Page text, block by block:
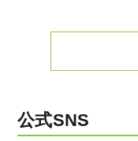
公式SNS